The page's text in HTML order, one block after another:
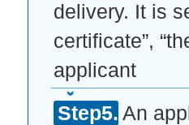
delivery. It is
certificate”,
applicant
An